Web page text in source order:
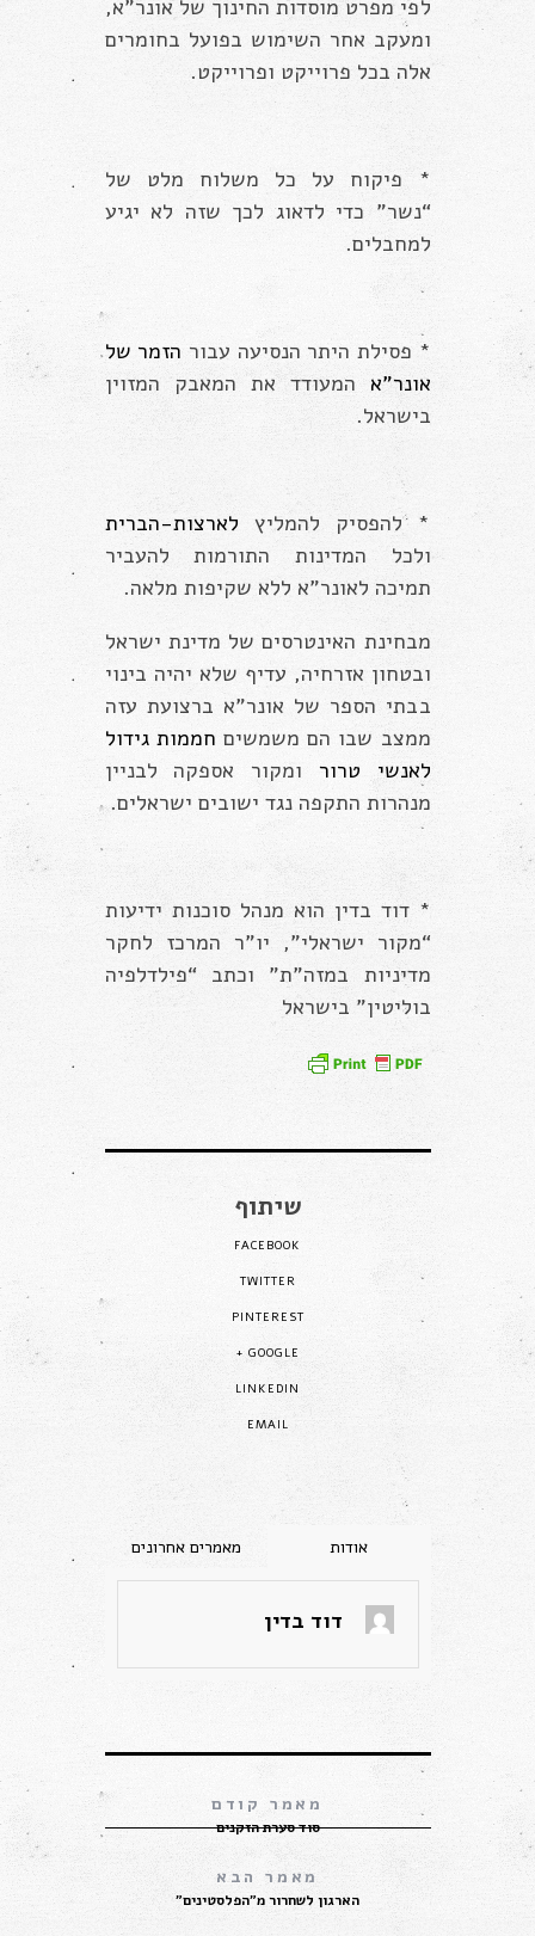
לפי מפרט מוסדות החינוך של אונר”א,
ומעקב אחר השימוש בפועל בחומרים
אלה בכל פרוייקט ופרוייקט.
* פיקוח על כל משלוח מלט של
“נשר” כדי לדאוג לכך שזה לא יגיע
למחבלים.
* פסילת היתר הנסיעה עבור הזמר של
אונר”א המעודד את המאבק המזוין
בישראל.
* להפסיק להמליץ לארצות-הברית
ולכל המדינות התורמות להעביר
תמיכה לאונר”א ללא שקיפות מלאה.
מבחינת האינטרסים של מדינת ישראל
ובטחון אזרחיה, עדיף שלא יהיה בינוי
בבתי הספר של אונר”א ברצועת עזה
ממצב שבו הם משמשים חממות גידול
לאנשי טרור ומקור אספקה לבניין
מנהרות התקפה נגד ישובים ישראלים.
* דוד בדין הוא מנהל סוכנות ידיעות
“מקור ישראלי”, יו”ר המרכז לחקר
מדיניות במזה”ת” וכתב “פילדלפיה
בוליטין” בישראל
שיתוף
FACEBOOK
TWITTER
PINTEREST
GOOGLE +
LINKEDIN
EMAIL
דוד בדין
סוד סערת הזקנים
הארגון לשחרור מ”הפלסטינים”